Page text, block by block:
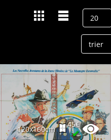
120x160cm
45€
✔